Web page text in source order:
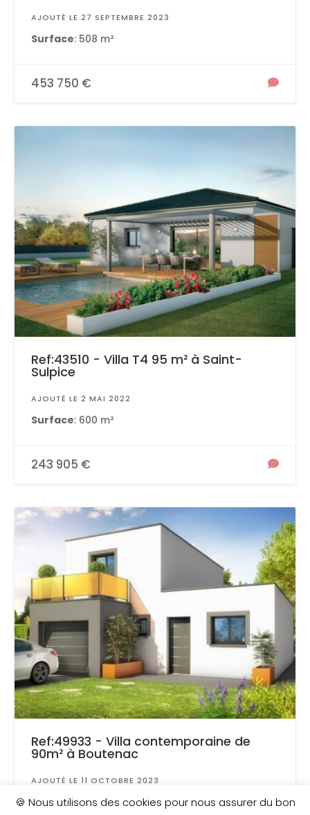
AJOUTÉ LE 27 SEPTEMBRE 2023
Surface: 508 m²
453 750 €
Ref:43510 - Villa T4 95 m² à Saint-
Sulpice
AJOUTÉ LE 2 MAI 2022
Surface: 600 m²
243 905 €
Ref:49933 - Villa contemporaine de
90m² à Boutenac
AJOUTÉ LE 11 OCTOBRE 2023
Surface: 400 m²
🍪 Nous utilisons des cookies pour nous assurer du bon